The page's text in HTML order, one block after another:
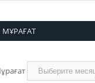
МҰРАҒАТ